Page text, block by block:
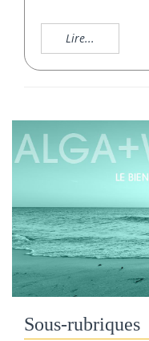
Lire...
Sous-rubriques